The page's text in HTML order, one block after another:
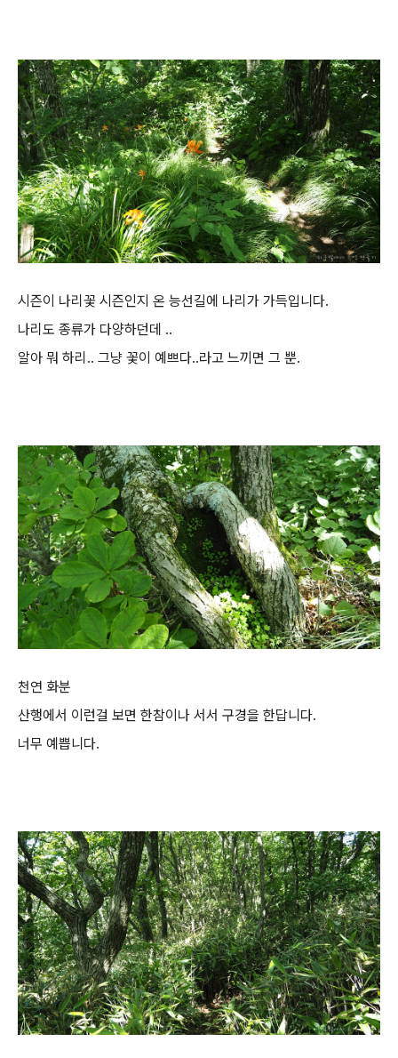
시즌이 나리꽃 시즌인지 온 능선길에 나리가 가득입니다.
나리도 종류가 다양하던데 ..
알아 뭐 하리.. 그냥 꽃이 예쁘다..라고 느끼면 그 뿐.
천연 화분
산행에서 이런걸 보면 한참이나 서서 구경을 한답니다.
너무 예쁩니다.